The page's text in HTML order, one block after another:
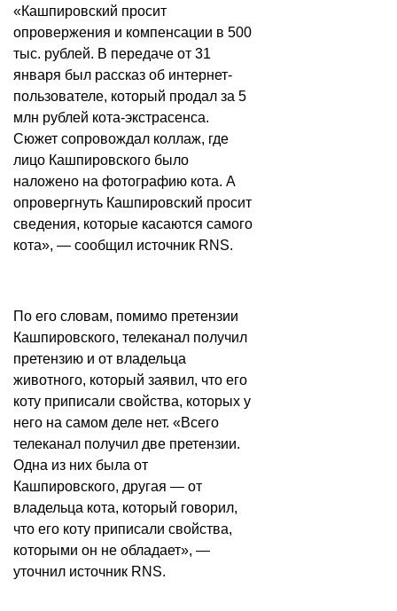
«Кашпировский просит
опровержения и компенсации в 500
тыс. рублей. В передаче от 31
января был рассказ об интернет-
пользователе, который продал за 5
млн рублей кота-экстрасенса.
Сюжет сопровождал коллаж, где
лицо Кашпировского было
наложено на фотографию кота. А
опровергнуть Кашпировский просит
сведения, которые касаются самого
кота», — сообщил источник RNS.
По его словам, помимо претензии
Кашпировского, телеканал получил
претензию и от владельца
животного, который заявил, что его
коту приписали свойства, которых у
него на самом деле нет. «Всего
телеканал получил две претензии.
Одна из них была от
Кашпировского, другая — от
владельца кота, который говорил,
что его коту приписали свойства,
которыми он не обладает», —
уточнил источник RNS.